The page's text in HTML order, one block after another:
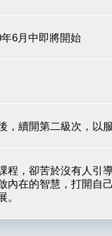
6月中即將開始
，續開第二級次，以
程，卻苦於沒有人引
內在的智慧，打開自
。